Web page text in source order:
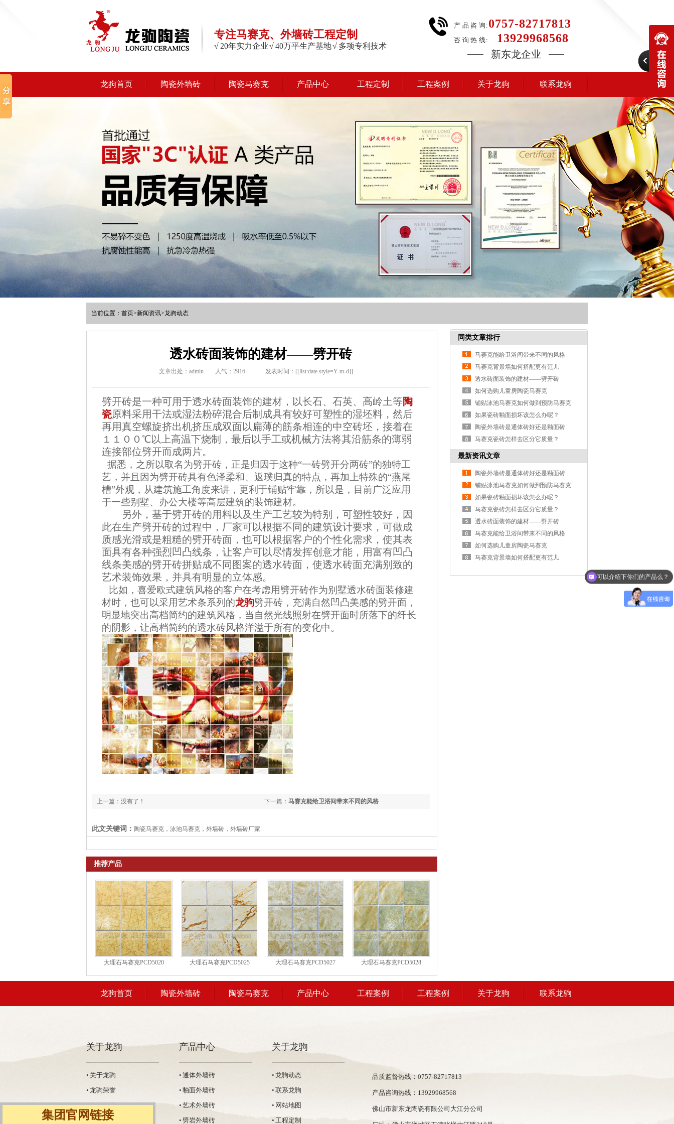
专注马赛克、外墙砖工程定制
√ 20年实力企业 √ 40万平生产基地 √ 多项专利技术
产 品 咨 询: 0757-82717813
咨 询 热 线: 13929968568
新东龙企业
龙驹首页 陶瓷外墙砖 陶瓷马赛克 产品中心 工程定制 工程案例 关于龙驹 联系龙驹
当前位置： 首页>新闻资讯>龙驹动态
透水砖面装饰的建材——劈开砖
文章出处：admin 人气： 2916 发表时间：[[list:date style=Y-m-d]]
劈开砖是一种可用于透水砖面装饰的建材，以长石、石英、高岭土等陶
瓷原料采用干法或湿法粉碎混合后制成具有较好可塑性的湿坯料，然后
再用真空螺旋挤出机挤压成双面以扁薄的筋条相连的中空砖坯，接着在
１１００℃以上高温下烧制，最后以手工或机械方法将其沿筋条的薄弱
连接部位劈开而成两片。
据悉，之所以取名为劈开砖，正是归因于这种“一砖劈开分两砖”的独特工
艺，并且因为劈开砖具有色泽柔和、返璞归真的特点，再加上特殊的“燕尾
槽”外观，从建筑施工角度来讲，更利于铺贴牢靠，所以是，目前广泛应用
于一些别墅、办公大楼等高层建筑的装饰建材。
另外，基于劈开砖的用料以及生产工艺较为特别，可塑性较好，因
此在生产劈开砖的过程中，厂家可以根据不同的建筑设计要求，可做成
质感光滑或是粗糙的劈开砖面，也可以根据客户的个性化需求，使其表
面具有各种强烈凹凸线条，让客户可以尽情发挥创意才能，用富有凹凸
线条美感的劈开砖拼贴成不同图案的透水砖面，使透水砖面充满别致的
艺术装饰效果，并具有明显的立体感。
比如，喜爱欧式建筑风格的客户在考虑用劈开砖作为别墅透水砖面装修建
材时，也可以采用艺术条系列的龙驹劈开砖，充满自然凹凸美感的劈开面，
明显地突出高档简约的建筑风格，当自然光线照射在劈开面时所落下的纤长
的阴影，让高档简约的透水砖风格洋溢于所有的变化中。
下一篇： 马赛克能给卫浴间带来不同的风格
上一篇：没有了！
此文关键词： 陶瓷马赛克，泳池马赛克，外墙砖，外墙砖厂家
推荐产品
大理石马赛克PCD5020 大理石马赛克PCD5025 大理石马赛克PCD5027 大理石马赛克PCD5028
同类文章排行
马赛克能给卫浴间带来不同的风格
马赛克背景墙如何搭配更有范儿
透水砖面装饰的建材——劈开砖
如何选购儿童房陶瓷马赛克
铺贴泳池马赛克如何做到预防马赛克
脱落？
如果瓷砖釉面损坏该怎么办呢？
陶瓷外墙砖是通体砖好还是釉面砖
好？
马赛克瓷砖怎样去区分它质量？
最新资讯文章
陶瓷外墙砖是通体砖好还是釉面砖
好？
铺贴泳池马赛克如何做到预防马赛克
脱落？
如果瓷砖釉面损坏该怎么办呢？
马赛克瓷砖怎样去区分它质量？
透水砖面装饰的建材——劈开砖
马赛克能给卫浴间带来不同的风格
如何选购儿童房陶瓷马赛克
马赛克背景墙如何搭配更有范儿
龙驹首页 陶瓷外墙砖 陶瓷马赛克 产品中心 工程案例 工程案例 关于龙驹 联系龙驹
关于龙驹
• 关于龙驹
• 龙驹荣誉
• 合作伙伴
• 工厂展示
产品中心
• 通体外墙砖
• 釉面外墙砖
• 艺术外墙砖
• 劈岩外墙砖
关于龙驹
• 龙驹动态
• 联系龙驹
• 网站地图
• 工程定制
品质监督热线：0757-82717813
产品咨询热线：13929968568
佛山市新东龙陶瓷有限公司大江分公司
集团官网链接
可以介绍下你们的产品么？